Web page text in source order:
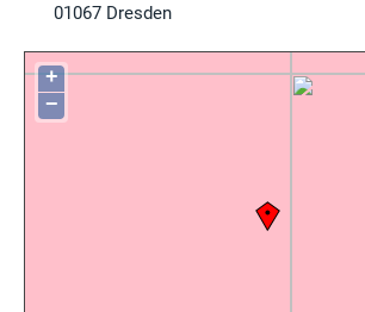
01067 Dresden
+
−